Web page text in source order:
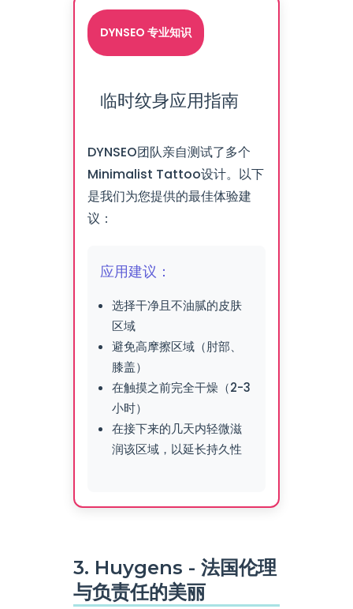
DYNSEO 专业知识
临时纹身应用指南
DYNSEO团队亲自测试了多个
Minimalist Tattoo设计。以下
是我们为您提供的最佳体验建
议：
应用建议：
选择干净且不油腻的皮肤
区域
避免高摩擦区域（肘部、
膝盖）
在触摸之前完全干燥（2-3
小时）
在接下来的几天内轻微滋
润该区域，以延长持久性
3. Huygens - 法国伦理
与负责任的美丽